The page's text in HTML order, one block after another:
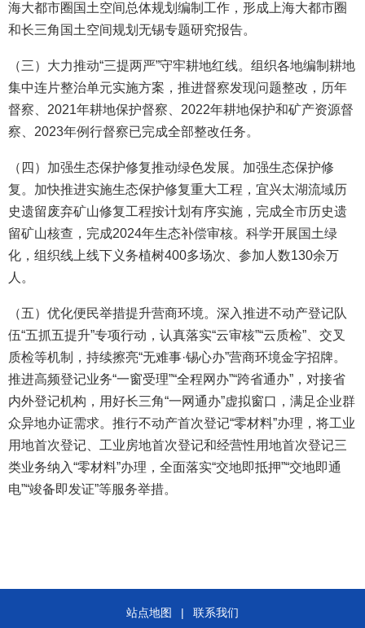
海大都市圈国土空间总体规划编制工作，形成上海大都市圈
和长三角国土空间规划无锡专题研究报告。
（三）大力推动“三提两严”守牢耕地红线。组织各地编制耕地
集中连片整治单元实施方案，推进督察发现问题整改，历年
督察、2021年耕地保护督察、2022年耕地保护和矿产资源督
察、2023年例行督察已完成全部整改任务。
（四）加强生态保护修复推动绿色发展。加强生态保护修
复。加快推进实施生态保护修复重大工程，宜兴太湖流域历
史遗留废弃矿山修复工程按计划有序实施，完成全市历史遗
留矿山核查，完成2024年生态补偿审核。科学开展国土绿
化，组织线上线下义务植树400多场次、参加人数130余万
人。
（五）优化便民举措提升营商环境。深入推进不动产登记队
伍“五抓五提升”专项行动，认真落实“云审核”“云质检”、交叉
质检等机制，持续擦亮“无难事·锡心办”营商环境金字招牌。
推进高频登记业务“一窗受理”“全程网办”“跨省通办”，对接省
内外登记机构，用好长三角“一网通办”虚拟窗口，满足企业群
众异地办证需求。推行不动产首次登记“零材料”办理，将工业
用地首次登记、工业房地首次登记和经营性用地首次登记三
类业务纳入“零材料”办理，全面落实“交地即抵押”“交地即通
电”“竣备即发证”等服务举措。
站点地图 |
联系我们